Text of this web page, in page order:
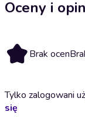
Oceny i
Brak ocen
Tylko zalogowani
się